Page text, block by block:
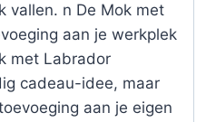
vallen. n De Mok met
aan je werkplek
met Labrador
cadeau-idee, maar
aan je eigen